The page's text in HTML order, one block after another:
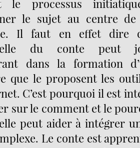
le processus
le sujet au centre
Il faut en effet dire
du conte peut
dans la formation
que le proposent les
C’est pourquoi il est
sur le comment et le
peut aider à intégrer
Le conte est